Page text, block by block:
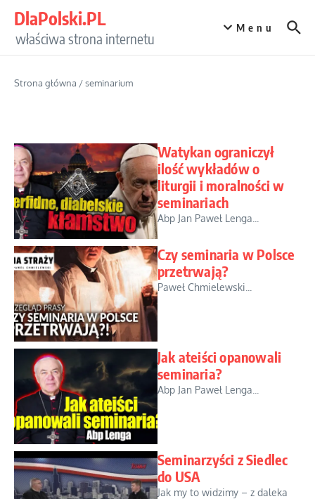
DlaPolski.PL
właściwa strona internetu
Menu
Strona główna /seminarium
Watykan ograniczył
ilość wykładów o
liturgii i moralności w
seminariach
Abp Jan Paweł Lenga...
Czy seminaria w Polsce
przetrwają?
Paweł Chmielewski...
Jak ateiści opanowali
seminaria?
Abp Jan Paweł Lenga...
Seminarzyści z Siedlec
do USA
Jak my to widzimy – z daleka